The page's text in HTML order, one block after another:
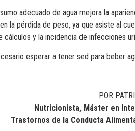
adecuado de agua mejora la
la pérdida de peso, ya que asiste al
cálculos y la incidencia de infecciones
esperar a tener sed para beber
POR
Nutricionista, Máster en
Trastornos de la Conducta